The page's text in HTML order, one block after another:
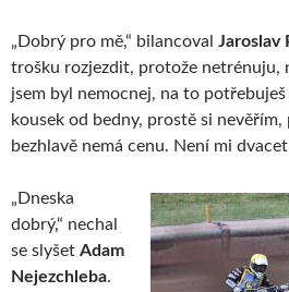
„Dobrý pro mě,“ bilancoval Jaroslav
trošku rozjezdit, protože netrénuju,
jsem byl nemocnej, na to
kousek od bedny, prostě si nevěřím,
bezhlavě nemá cenu. Není mi
„Dneska
dobrý,“ nechal
se slyšet Adam
Nejezchleba.